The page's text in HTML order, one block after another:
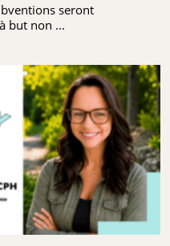
seront
but non ...